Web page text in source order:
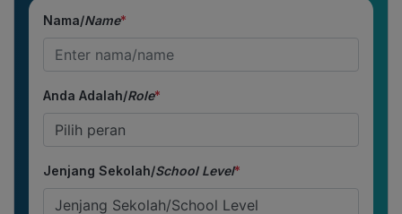
Nama/Name*
Anda Adalah/Role*
Jenjang Sekolah/School Level*